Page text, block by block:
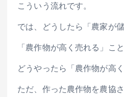
こういう流れです。
では、どうしたら「農家が儲
「農作物が高く売れる」こ
どうやったら「農作物が高く
ただ、作った農作物を農協